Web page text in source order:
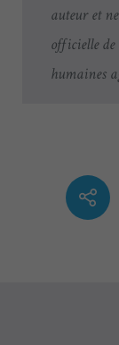
auteur et
officielle de
humaines